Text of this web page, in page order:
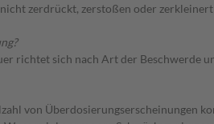
zerdrückt, zerstoßen oder
richtet sich nach Art der Beschwerde
von Überdosierungserscheinungen